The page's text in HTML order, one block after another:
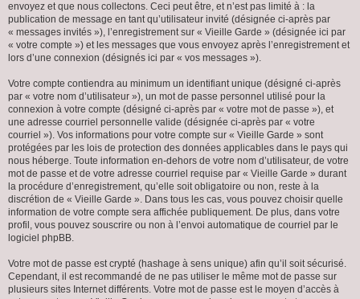
envoyez et que nous collectons. Ceci peut être, et n’est pas limité à : la
publication de message en tant qu’utilisateur invité (désignée ci-après par
« messages invités »), l’enregistrement sur « Vieille Garde » (désignée ici par
« votre compte ») et les messages que vous envoyez après l’enregistrement et
lors d’une connexion (désignés ici par « vos messages »).
Votre compte contiendra au minimum un identifiant unique (désigné ci-après
par « votre nom d’utilisateur »), un mot de passe personnel utilisé pour la
connexion à votre compte (désigné ci-après par « votre mot de passe »), et
une adresse courriel personnelle valide (désignée ci-après par « votre
courriel »). Vos informations pour votre compte sur « Vieille Garde » sont
protégées par les lois de protection des données applicables dans le pays qui
nous héberge. Toute information en-dehors de votre nom d’utilisateur, de votre
mot de passe et de votre adresse courriel requise par « Vieille Garde » durant
la procédure d’enregistrement, qu’elle soit obligatoire ou non, reste à la
discrétion de « Vieille Garde ». Dans tous les cas, vous pouvez choisir quelle
information de votre compte sera affichée publiquement. De plus, dans votre
profil, vous pouvez souscrire ou non à l’envoi automatique de courriel par le
logiciel phpBB.
Votre mot de passe est crypté (hashage à sens unique) afin qu’il soit sécurisé.
Cependant, il est recommandé de ne pas utiliser le même mot de passe sur
plusieurs sites Internet différents. Votre mot de passe est le moyen d’accès à